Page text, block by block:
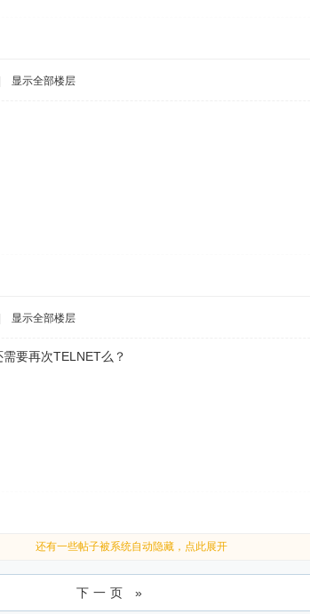
显示全部楼层
显示全部楼层
要再次TELNET么？
还有一些帖子被系统自动隐藏，点此展开
下一页 »